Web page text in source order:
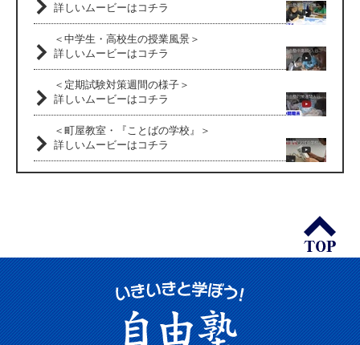
詳しいムービーはコチラ
＜中学生・高校生の授業風景＞
詳しいムービーはコチラ
＜定期試験対策週間の様子＞
詳しいムービーはコチラ
＜町屋教室・『ことばの学校』＞
詳しいムービーはコチラ